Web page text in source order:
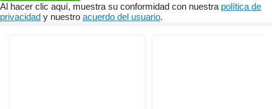
Al hacer clic aquí, muestra su conformidad con nuestra política de
privacidad y nuestro acuerdo del usuario.